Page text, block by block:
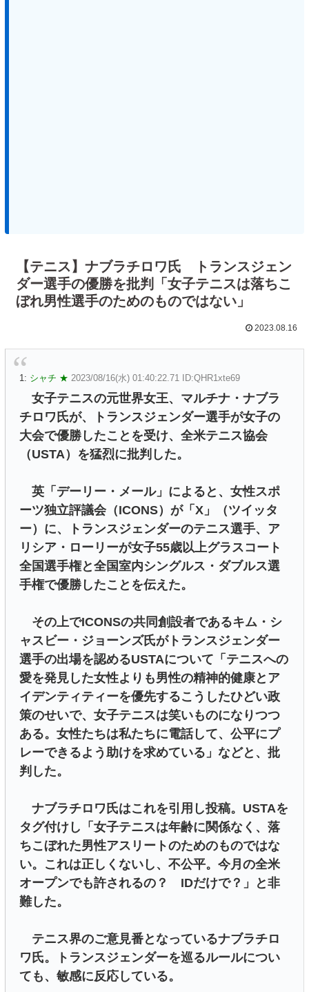
【テニス】ナブラチロワ氏 トランスジェン
ダー選手の優勝を批判「女子テニスは落ちこ
ぼれ男性選手のためのものではない」
2023.08.16
1: シャチ ★ 2023/08/16(水) 01:40:22.71 ID:QHR1xte69
女子テニスの元世界女王、マルチナ・ナブラ
チロワ氏が、トランスジェンダー選手が女子の
大会で優勝したことを受け、全米テニス協会
（USTA）を猛烈に批判した。
英「デーリー・メール」によると、女性スポ
ーツ独立評議会（ICONS）が「X」（ツイッタ
ー）に、トランスジェンダーのテニス選手、ア
リシア・ローリーが女子55歳以上グラスコート
全国選手権と全国室内シングルス・ダブルス選
手権で優勝したことを伝えた。
その上でICONSの共同創設者であるキム・シ
ャスビー・ジョーンズ氏がトランスジェンダー
選手の出場を認めるUSTAについて「テニスへの
愛を発見した女性よりも男性の精神的健康とア
イデンティティーを優先するこうしたひどい政
策のせいで、女子テニスは笑いものになりつつ
ある。女性たちは私たちに電話して、公平にプ
レーできるよう助けを求めている」などと、批
判した。
ナブラチロワ氏はこれを引用し投稿。USTAを
タグ付けし「女子テニスは年齢に関係なく、落
ちこぼれた男性アスリートのためのものではな
い。これは正しくないし、不公平。今月の全米
オープンでも許されるの？ IDだけで？」と非
難した。
テニス界のご意見番となっているナブラチロ
ワ氏。トランスジェンダーを巡るルールについ
ても、敏感に反応している。